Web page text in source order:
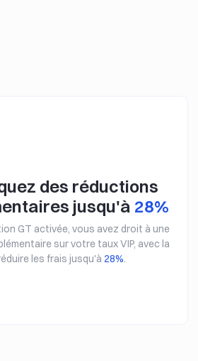
des réductions
jusqu'à 28%
GT activée, vous avez droit à une
sur votre taux VIP, avec la
les frais jusqu'à 28%.